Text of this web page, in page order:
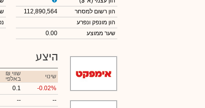
הון רשום למסחר
112,890,564
הון מונפק ונפרע
שער ממוצע
0.00
היצע
שינוי ₪ שווי
באלפי
-0.02%
0.1
--
--